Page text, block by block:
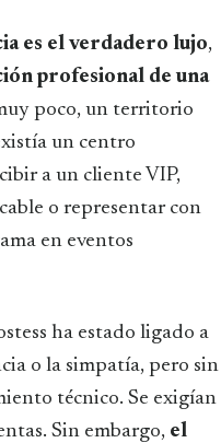
es el verdadero lujo,
profesional de una
poco, un territorio
un centro
a un cliente VIP,
o representar con
en eventos
ha estado ligado a
o la simpatía, pero sin
técnico. Se exigían
Sin embargo, el